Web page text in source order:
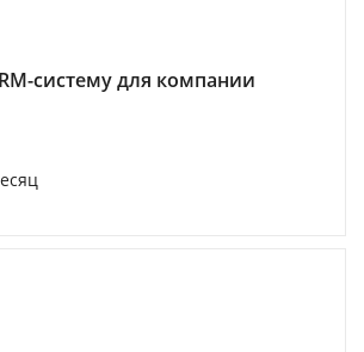
систему для компании